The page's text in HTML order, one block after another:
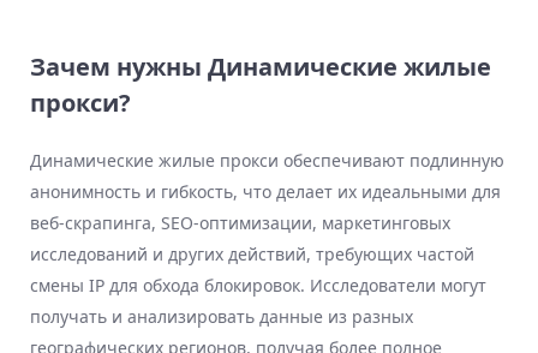
Зачем нужны Динамические жилые
прокси?
Динамические жилые прокси обеспечивают подлинную
анонимность и гибкость, что делает их идеальными для
веб-скрапинга, SEO-оптимизации, маркетинговых
исследований и других действий, требующих частой
смены IP для обхода блокировок. Исследователи могут
получать и анализировать данные из разных
географических регионов, получая более полное